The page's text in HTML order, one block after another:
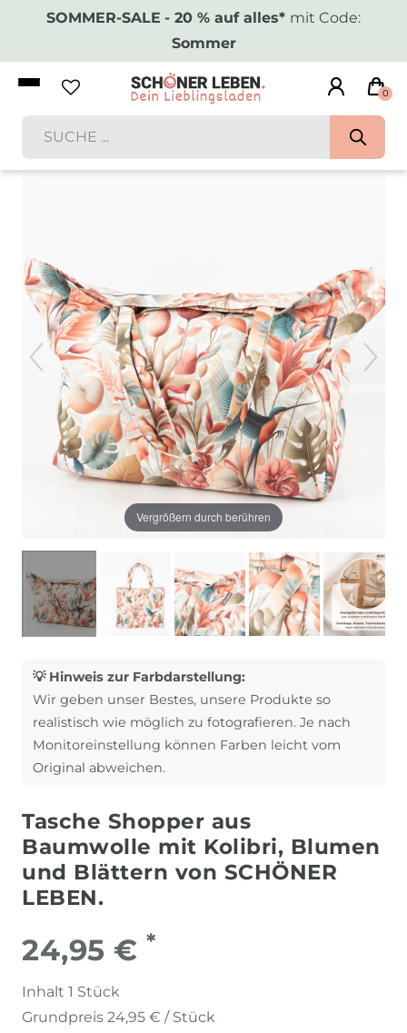
SOMMER-SALE - 20 % auf alles* mit Code:
Sommer
0
Vergrößern durch berühren
💡 Hinweis zur Farbdarstellung:
Wir geben unser Bestes, unsere Produkte so
realistisch wie möglich zu fotografieren. Je nach
Monitoreinstellung können Farben leicht vom
Original abweichen.
Tasche Shopper aus
Baumwolle mit Kolibri, Blumen
und Blättern von SCHÖNER
LEBEN.
24,95 € *
Inhalt 1 Stück
Grundpreis 24,95 € / Stück